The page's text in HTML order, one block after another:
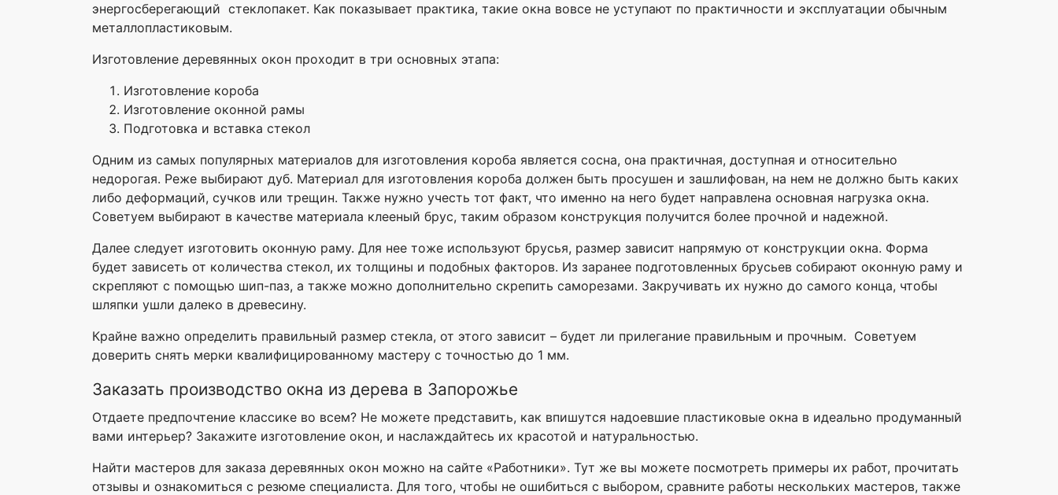
энергосберегающий стеклопакет. Как показывает практика, такие окна вовсе не уступают по практичности и эксплуатации обычным
металлопластиковым.
Изготовление деревянных окон проходит в три основных этапа:
Изготовление короба
Изготовление оконной рамы
Подготовка и вставка стекол
Одним из самых популярных материалов для изготовления короба является сосна, она практичная, доступная и относительно
недорогая. Реже выбирают дуб. Материал для изготовления короба должен быть просушен и зашлифован, на нем не должно быть каких
либо деформаций, сучков или трещин. Также нужно учесть тот факт, что именно на него будет направлена основная нагрузка окна.
Советуем выбирают в качестве материала клееный брус, таким образом конструкция получится более прочной и надежной.
Далее следует изготовить оконную раму. Для нее тоже используют брусья, размер зависит напрямую от конструкции окна. Форма
будет зависеть от количества стекол, их толщины и подобных факторов. Из заранее подготовленных брусьев собирают оконную раму и
скрепляют с помощью шип-паз, а также можно дополнительно скрепить саморезами. Закручивать их нужно до самого конца, чтобы
шляпки ушли далеко в древесину.
Крайне важно определить правильный размер стекла, от этого зависит – будет ли прилегание правильным и прочным. Советуем
доверить снять мерки квалифицированному мастеру с точностью до 1 мм.
Заказать производство окна из дерева в Запорожье
Отдаете предпочтение классике во всем? Не можете представить, как впишутся надоевшие пластиковые окна в идеально продуманный
вами интерьер? Закажите изготовление окон, и наслаждайтесь их красотой и натуральностью.
Найти мастеров для заказа деревянных окон можно на сайте «Работники». Тут же вы можете посмотреть примеры их работ, прочитать
отзывы и ознакомиться с резюме специалиста. Для того, чтобы не ошибиться с выбором, сравните работы нескольких мастеров, также